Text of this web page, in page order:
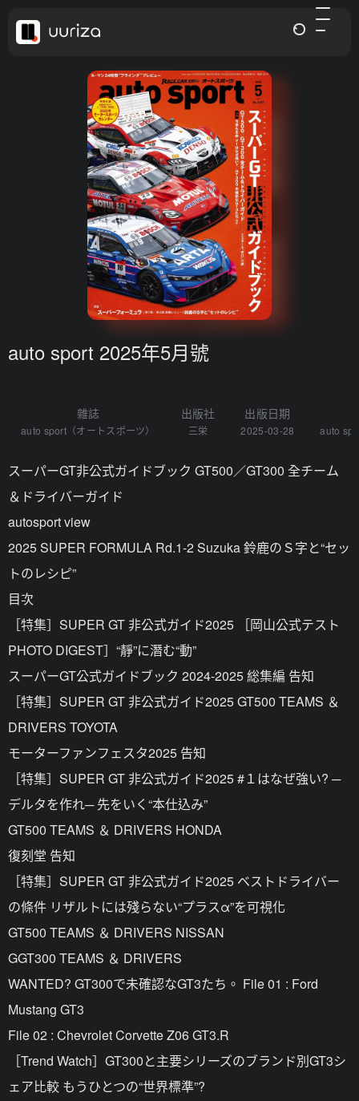
auto sport 2025年5月號
雜誌
auto sport（オートスポーツ）
出版社
三栄
出版日期
2025-03-28 auto
スーパーGT非公式ガイドブック GT500／GT300 全チーム
＆ドライバーガイド
autosport view
2025 SUPER FORMULA Rd.1-2 Suzuka 鈴鹿のＳ字と“セッ
トのレシピ”
目次
［特集］SUPER GT 非公式ガイド2025 ［岡山公式テスト
PHOTO DIGEST］“靜”に潛む“動”
スーパーGT公式ガイドブック 2024-2025 総集編 告知
［特集］SUPER GT 非公式ガイド2025 GT500 TEAMS ＆
DRIVERS TOYOTA
モーターファンフェスタ2025 告知
［特集］SUPER GT 非公式ガイド2025 #１はなぜ強い? ─
デルタを作れ─ 先をいく“本仕込み”
GT500 TEAMS ＆ DRIVERS HONDA
復刻堂 告知
［特集］SUPER GT 非公式ガイド2025 ベストドライバー
の條件 リザルトには殘らない“プラスα”を可視化
GT500 TEAMS ＆ DRIVERS NISSAN
GGT300 TEAMS ＆ DRIVERS
WANTED? GT300で未確認なGT3たち。 File 01 : Ford
Mustang GT3
File 02 : Chevrolet Corvette Z06 GT3.R
［Trend Watch］GT300と主要シリーズのブランド別GT3シ
ェア比較 もうひとつの“世界標準”?